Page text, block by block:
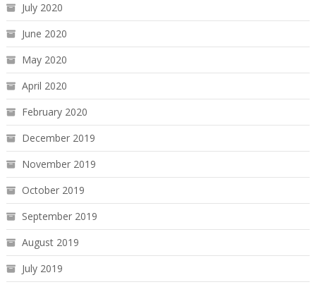
July 2020
June 2020
May 2020
April 2020
February 2020
December 2019
November 2019
October 2019
September 2019
August 2019
July 2019